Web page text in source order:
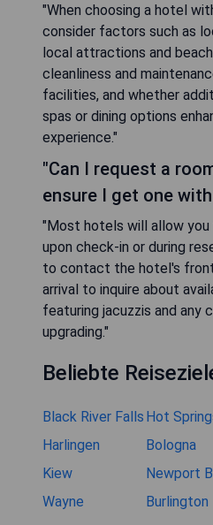
"When choosing a hotel
consider factors such as
local attractions and
cleanliness and
facilities, and whether
spas or dining options
experience."
"Can I request a
ensure I get one
"Most hotels will allow
upon check-in or during
to contact the hotel's
arrival to inquire about
featuring jacuzzis and any
upgrading."
Beliebte
Black River Falls Hot
Harlingen
Bologna
Kiew
Newport
Wayne
Burlington